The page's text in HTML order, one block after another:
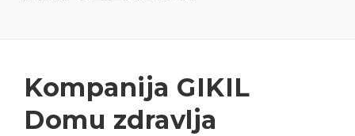
Kompanija GIKIL
Domu zdravlja